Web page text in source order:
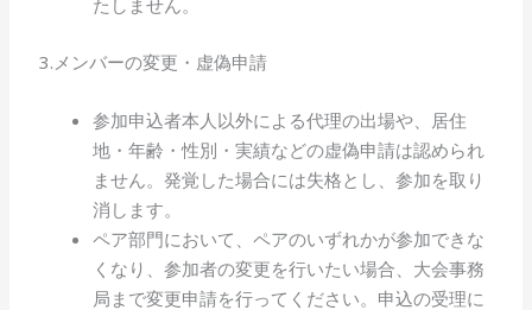
たしません。
3.メンバーの変更・虚偽申請
参加申込者本人以外による代理の出場や、居住
地・年齢・性別・実績などの虚偽申請は認められ
ません。発覚した場合には失格とし、参加を取り
消します。
ペア部門において、ペアのいずれかが参加できな
くなり、参加者の変更を行いたい場合、大会事務
局まで変更申請を行ってください。申込の受理に